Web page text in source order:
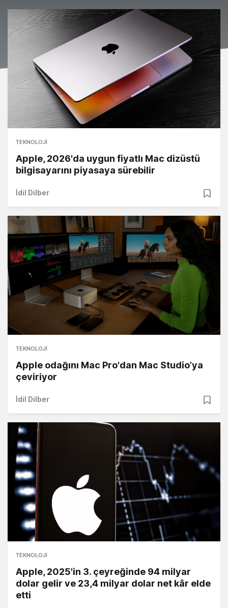
TEKNOLOJI
Apple, 2026'da uygun fiyatlı Mac dizüstü
bilgisayarını piyasaya sürebilir
İdil Dilber
TEKNOLOJI
Apple odağını Mac Pro'dan Mac Studio’ya
çeviriyor
İdil Dilber
TEKNOLOJI
Apple, 2025'in 3. çeyreğinde 94 milyar
dolar gelir ve 23,4 milyar dolar net kâr elde
etti